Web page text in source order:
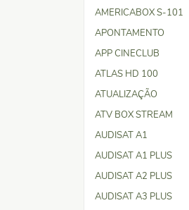
AMERICABOX S-101
APONTAMENTO
APP CINECLUB
ATLAS HD 100
ATUALIZAÇÃO
ATV BOX STREAM
AUDISAT A1
AUDISAT A1 PLUS
AUDISAT A2 PLUS
AUDISAT A3 PLUS